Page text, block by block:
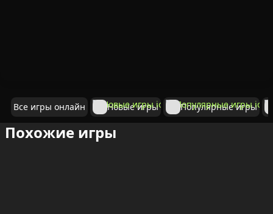
Все игры онлайн Новые игры Популярные игры
Похожие игры